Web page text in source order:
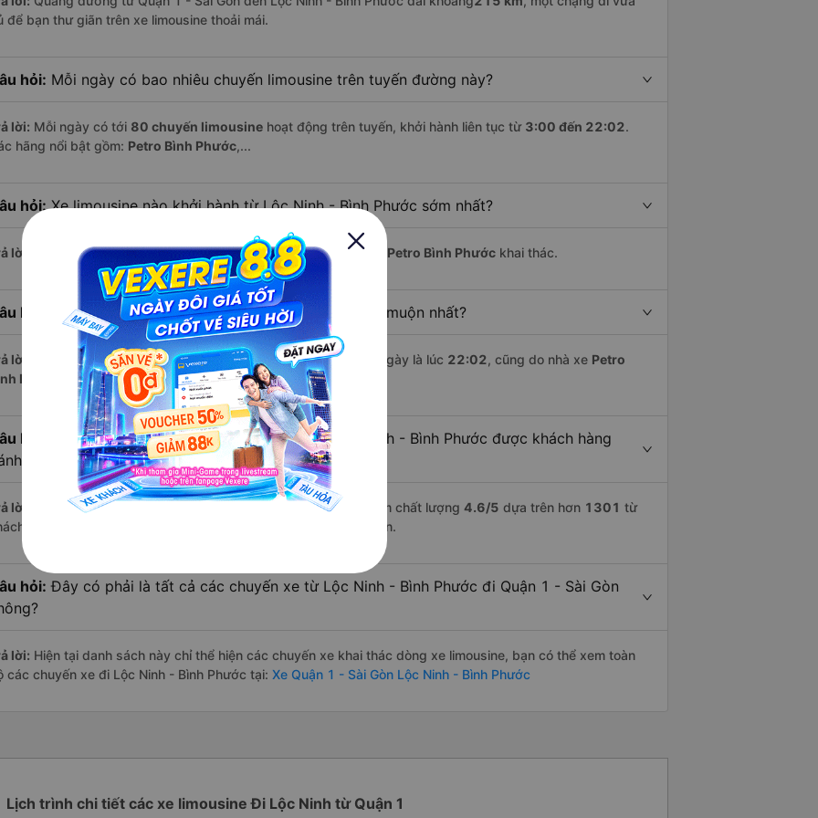
để bạn thư giãn trên xe limousine thoải mái.
hỏi: Mỗi ngày có bao nhiêu chuyến limousine trên tuyến đường này?
lời: Mỗi ngày có tới 80 chuyến limousine hoạt động trên tuyến, khởi hành liên tục từ 3:00 đến 22:02.
hãng nổi bật gồm: Petro Bình Phước,...
hỏi:Xe limousine nào khởi hành từ Lộc Ninh - Bình Phước sớm nhất?
lời: Chuyến limousine sớm nhất khởi hành lúc3:00, do nhà xe Petro Bình Phước khai thác.
hỏi: Xe limousine nào khởi hành từ Quận 1 - Sài Gòn muộn nhất?
lời: Nếu bạn muốn đi chuyến muộn, lựa chọn cuối cùng trong ngày là lúc 22:02, cũng do nhà xe Petro
Phước
vận hành.
hỏi:
Xe limousine nào từ Quận 1 - Sài Gòn đi Lộc Ninh - Bình Phước được khách hàng
giá tốt nhất?
lời: Trong số các hãng, nổi bật nhất với điểm chất lượng 4.6/5 dựa trên hơn 1301 từ
hàng – một con số minh chứng cho dịch vụ cao cấp và uy tín.
hỏi: Đây có phải là tất cả các chuyến xe từ Lộc Ninh - Bình Phước đi Quận 1 - Sài Gòn
lời: Hiện tại danh sách này chỉ thể hiện các chuyến xe khai thác dòng xe limousine, bạn có thể xem toàn
các chuyến xe đi Lộc Ninh - Bình Phước tại: Xe Quận 1 - Sài Gòn Lộc Ninh - Bình Phước
Lịch trình chi tiết các xe limousine Đi Lộc Ninh từ Quận 1